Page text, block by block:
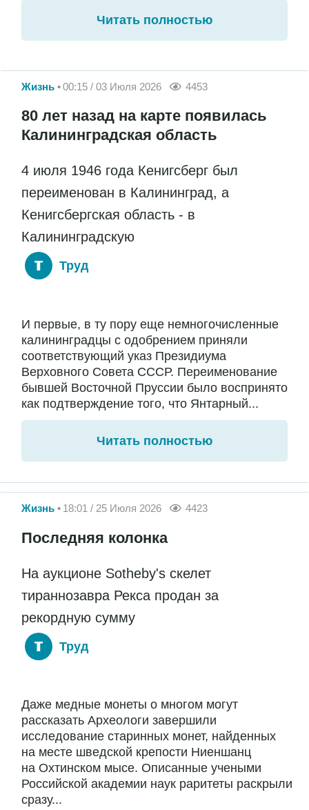
Читать полностью
Жизнь 00:15 / 03 Июля 2026 4453
80 лет назад на карте появилась
Калининградская область
4 июля 1946 года Кенигсберг был
переименован в Калининград, а
Кенигсбергская область - в
Калининградскую
Труд
И первые, в ту пору еще немногочисленные
калининградцы с одобрением приняли
соответствующий указ Президиума
Верховного Совета СССР. Переименование
бывшей Восточной Пруссии было воспринято
как подтверждение того, что Янтарный...
Читать полностью
Жизнь 18:01 / 25 Июля 2026 4423
Последняя колонка
На аукционе Sotheby's скелет
тираннозавра Рекса продан за
рекордную сумму
Труд
Даже медные монеты о многом могут
рассказать Археологи завершили
исследование старинных монет, найденных
на месте шведской крепости Ниеншанц
на Охтинском мысе. Описанные учеными
Российской академии наук раритеты раскрыли
сразу...